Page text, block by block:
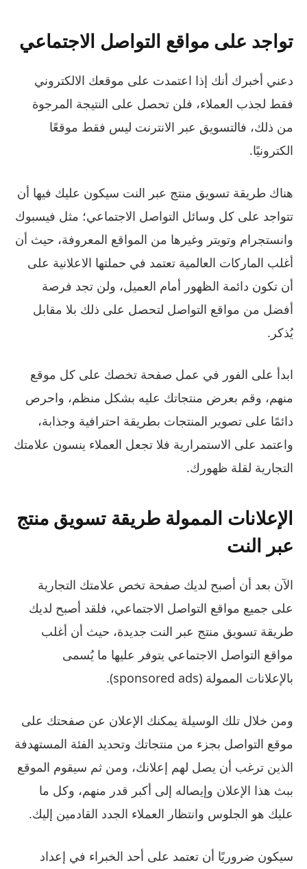
تواجد على مواقع التواصل الاجتماعي
دعني أخبرك أنك إذا اعتمدت على موقعك الالكتروني
فقط لجذب العملاء، فلن تحصل على النتيجة المرجوة
من ذلك، فالتسويق عبر الانترنت ليس فقط موقعًا
الكترونيًا.
هناك طريقة تسويق منتج عبر النت سيكون عليك فيها أن
تتواجد على كل وسائل التواصل الاجتماعي؛ مثل فيسبوك
وانستجرام وتويتر وغيرها من المواقع المعروفة، حيث أن
أغلب الماركات العالمية تعتمد في حملتها الاعلانية على
أن تكون دائمة الظهور أمام العميل، ولن تجد فرصة
أفضل من مواقع التواصل لتحصل على ذلك بلا مقابل
يُذكر.
ابدأ على الفور في عمل صفحة تخصك على كل موقع
منهم، وقم بعرض منتجاتك عليه بشكل منظم، واحرص
دائمًا على تصوير المنتجات بطريقة احترافية وجذابة،
واعتمد على الاستمرارية فلا تجعل العملاء ينسون علامتك
التجارية لقلة ظهورك.
الإعلانات الممولة طريقة تسويق منتج
عبر النت
الآن بعد أن أصبح لديك صفحة تخص علامتك التجارية
على جميع مواقع التواصل الاجتماعي، فلقد أصبح لديك
طريقة تسويق منتج عبر النت جديدة، حيث أن أغلب
مواقع التواصل الاجتماعي يتوفر عليها ما يُسمى
بالإعلانات الممولة (sponsored ads).
ومن خلال تلك الوسيلة يمكنك الإعلان عن صفحتك على
موقع التواصل بجزء من منتجاتك وتحديد الفئة المستهدفة
الذين ترغب أن يصل لهم إعلانك، ومن ثم سيقوم الموقع
ببث هذا الإعلان وإيصاله إلى أكبر قدر منهم، وكل ما
عليك هو الجلوس وانتظار العملاء الجدد القادمين إليك.
سيكون ضروريًا أن تعتمد على أحد الخبراء في إعداد